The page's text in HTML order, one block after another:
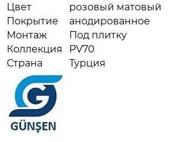
Цвет
розовый матовый
Покрытие
анодированное
Монтаж
Под плитку
Коллекция
PV70
Страна
Турция